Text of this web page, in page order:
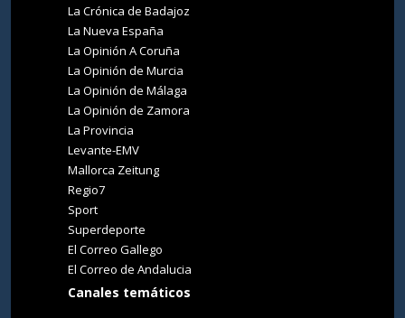
La Crónica de Badajoz
La Nueva España
La Opinión A Coruña
La Opinión de Murcia
La Opinión de Málaga
La Opinión de Zamora
La Provincia
Levante-EMV
Mallorca Zeitung
Regio7
Sport
Superdeporte
El Correo Gallego
El Correo de Andalucia
Canales temáticos